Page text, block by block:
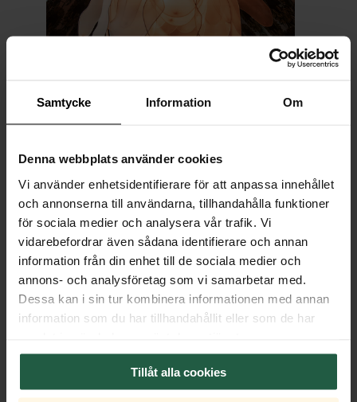
Samtycke Information Om
Denna webbplats använder cookies
Vi använder enhetsidentifierare för att anpassa innehållet
och annonserna till användarna, tillhandahålla funktioner
för sociala medier och analysera vår trafik. Vi
vidarebefordrar även sådana identifierare och annan
information från din enhet till de sociala medier och
annons- och analysföretag som vi samarbetar med.
Dessa kan i sin tur kombinera informationen med annan
information som du har tillhandahållit eller som de har
Tillåt alla cookies
Lou Lou Pendant light